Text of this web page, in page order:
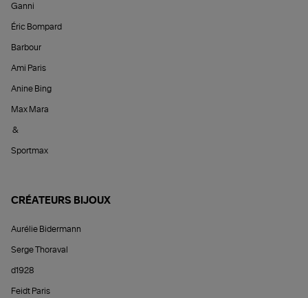
Ganni
Éric Bompard
Barbour
Ami Paris
Anine Bing
Max Mara
&
Sportmax
CRÉATEURS BIJOUX
Aurélie Bidermann
Serge Thoraval
d1928
Feidt Paris